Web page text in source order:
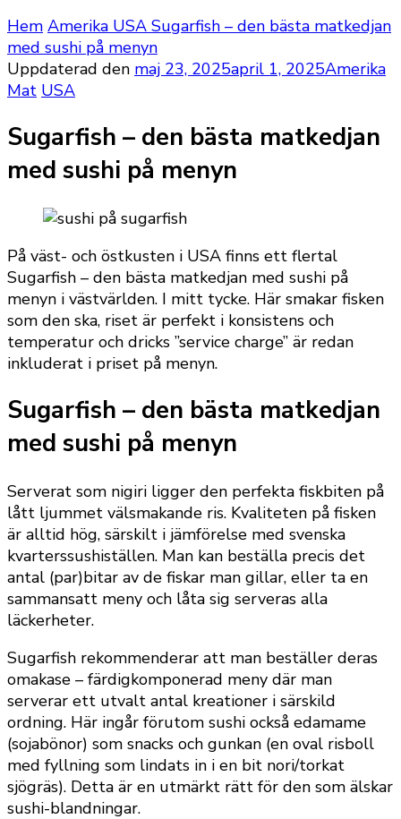
Hem Amerika USA Sugarfish – den bästa matkedjan
med sushi på menyn
Uppdaterad den maj 23, 2025april 1, 2025Amerika
Mat USA
Sugarfish – den bästa matkedjan
med sushi på menyn
På väst- och östkusten i USA finns ett flertal
Sugarfish – den bästa matkedjan med sushi på
menyn i västvärlden. I mitt tycke. Här smakar fisken
som den ska, riset är perfekt i konsistens och
temperatur och dricks ”service charge” är redan
inkluderat i priset på menyn.
Sugarfish – den bästa matkedjan
med sushi på menyn
Serverat som nigiri ligger den perfekta fiskbiten på
lått ljummet välsmakande ris. Kvaliteten på fisken
är alltid hög, särskilt i jämförelse med svenska
kvarterssushiställen. Man kan beställa precis det
antal (par)bitar av de fiskar man gillar, eller ta en
sammansatt meny och låta sig serveras alla
läckerheter.
Sugarfish rekommenderar att man beställer deras
omakase – färdigkomponerad meny där man
serverar ett utvalt antal kreationer i särskild
ordning. Här ingår förutom sushi också edamame
(sojabönor) som snacks och gunkan (en oval risboll
med fyllning som lindats in i en bit nori/torkat
sjögräs). Detta är en utmärkt rätt för den som älskar
sushi-blandningar.